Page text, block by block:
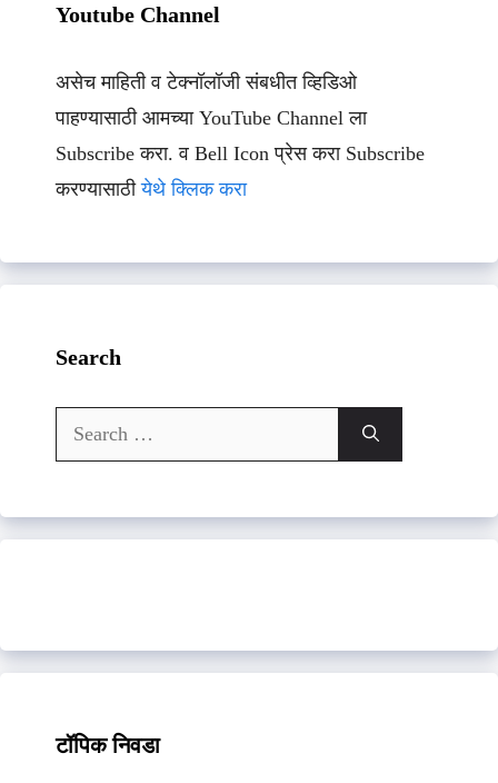
Youtube Channel
असेच माहिती व टेक्नॉलॉजी संबधीत व्हिडिओ
पाहण्यासाठी आमच्या YouTube Channel ला
Subscribe करा. व Bell Icon प्रेस करा Subscribe
करण्यासाठीयेथे क्लिक करा
Search
Search
for:
टॉपिक निवडा